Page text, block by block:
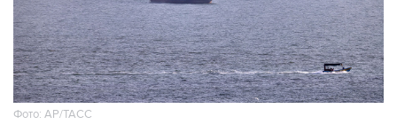
Фото: AP/ТАСС
Москва. 6 августа. INTERFAX.RU - Иран и Оман